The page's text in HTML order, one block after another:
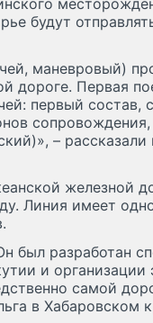
будут
маневровый)
дороге. Первая
первый состав,
– рассказали
железной
Линия имеет
был разработан
и организации
самой
в Хабаровском